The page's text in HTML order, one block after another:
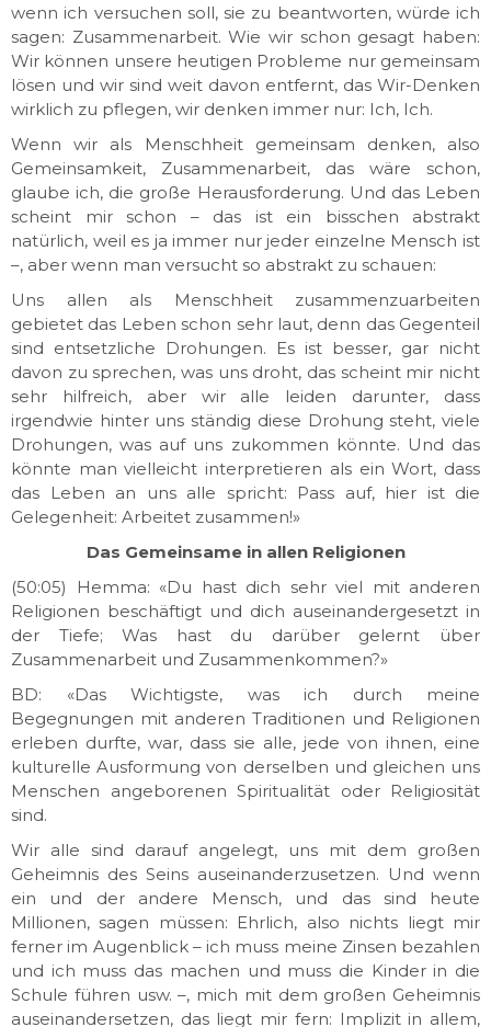
wenn ich versuchen soll, sie zu beantworten, würde ich
sagen: Zusammenarbeit. Wie wir schon gesagt haben:
Wir können unsere heutigen Probleme nur gemeinsam
lösen und wir sind weit davon entfernt, das Wir-Denken
wirklich zu pflegen, wir denken immer nur: Ich, Ich.
Wenn wir als Menschheit gemeinsam denken, also
Gemeinsamkeit, Zusammenarbeit, das wäre schon,
glaube ich, die große Herausforderung. Und das Leben
scheint mir schon – das ist ein bisschen abstrakt
natürlich, weil es ja immer nur jeder einzelne Mensch ist
–, aber wenn man versucht so abstrakt zu schauen:
Uns allen als Menschheit zusammenzuarbeiten
gebietet das Leben schon sehr laut, denn das Gegenteil
sind entsetzliche Drohungen. Es ist besser, gar nicht
davon zu sprechen, was uns droht, das scheint mir nicht
sehr hilfreich, aber wir alle leiden darunter, dass
irgendwie hinter uns ständig diese Drohung steht, viele
Drohungen, was auf uns zukommen könnte. Und das
könnte man vielleicht interpretieren als ein Wort, dass
das Leben an uns alle spricht: Pass auf, hier ist die
Gelegenheit: Arbeitet zusammen!»
Das Gemeinsame in allen Religionen
(50:05) Hemma: «Du hast dich sehr viel mit anderen
Religionen beschäftigt und dich auseinandergesetzt in
der Tiefe; Was hast du darüber gelernt über
Zusammenarbeit und Zusammenkommen?»
BD: «Das Wichtigste, was ich durch meine
Begegnungen mit anderen Traditionen und Religionen
erleben durfte, war, dass sie alle, jede von ihnen, eine
kulturelle Ausformung von derselben und gleichen uns
Menschen angeborenen Spiritualität oder Religiosität
sind.
Wir alle sind darauf angelegt, uns mit dem großen
Geheimnis des Seins auseinanderzusetzen. Und wenn
ein und der andere Mensch, und das sind heute
Millionen, sagen müssen: Ehrlich, also nichts liegt mir
ferner im Augenblick – ich muss meine Zinsen bezahlen
und ich muss das machen und muss die Kinder in die
Schule führen usw. –, mich mit dem großen Geheimnis
auseinandersetzen, das liegt mir fern: Implizit in allem,